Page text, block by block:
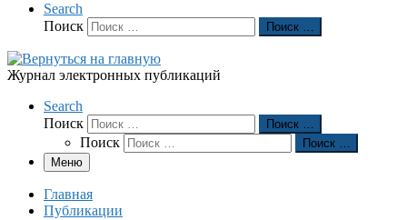
Search
Поиск
Поиск …
Журнал электронных публикаций
Search
Поиск
Поиск …
Поиск
Поиск …
Меню
Главная
Публикации